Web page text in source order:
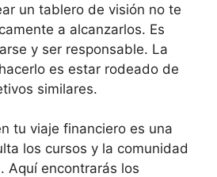
un tablero de visión no te
a alcanzarlos. Es
y ser responsable. La
es estar rodeado de
similares.
tu viaje financiero es una
los cursos y la comunidad
Aquí encontrarás los